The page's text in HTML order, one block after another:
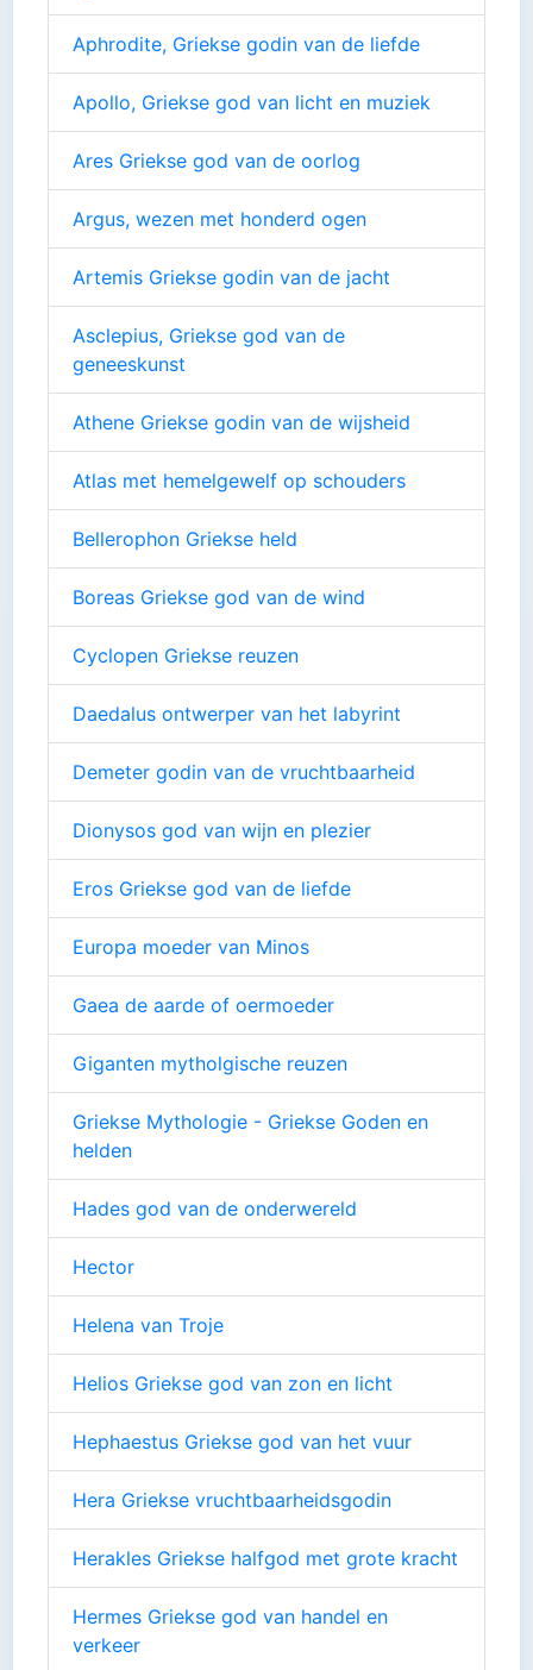
Aphrodite, Griekse godin van de liefde
Apollo, Griekse god van licht en muziek
Ares Griekse god van de oorlog
Argus, wezen met honderd ogen
Artemis Griekse godin van de jacht
Asclepius, Griekse god van de
geneeskunst
Athene Griekse godin van de wijsheid
Atlas met hemelgewelf op schouders
Bellerophon Griekse held
Boreas Griekse god van de wind
Cyclopen Griekse reuzen
Daedalus ontwerper van het labyrint
Demeter godin van de vruchtbaarheid
Dionysos god van wijn en plezier
Eros Griekse god van de liefde
Europa moeder van Minos
Gaea de aarde of oermoeder
Giganten mytholgische reuzen
Griekse Mythologie - Griekse Goden en
helden
Hades god van de onderwereld
Hector
Helena van Troje
Helios Griekse god van zon en licht
Hephaestus Griekse god van het vuur
Hera Griekse vruchtbaarheidsgodin
Herakles Griekse halfgod met grote kracht
Hermes Griekse god van handel en
verkeer